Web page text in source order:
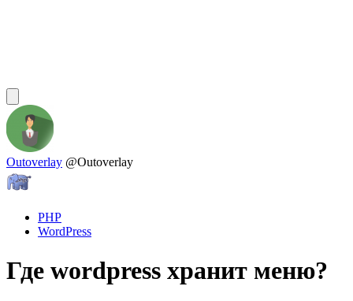
Outoverlay @Outoverlay
PHP
WordPress
Где wordpress хранит меню?